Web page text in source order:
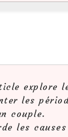
explore
les
couple.
les